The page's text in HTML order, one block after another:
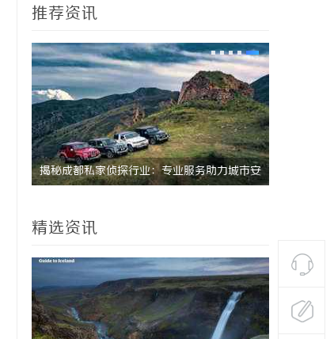
推荐资讯
Co2打标系列：工业标记的新动能
精选资讯